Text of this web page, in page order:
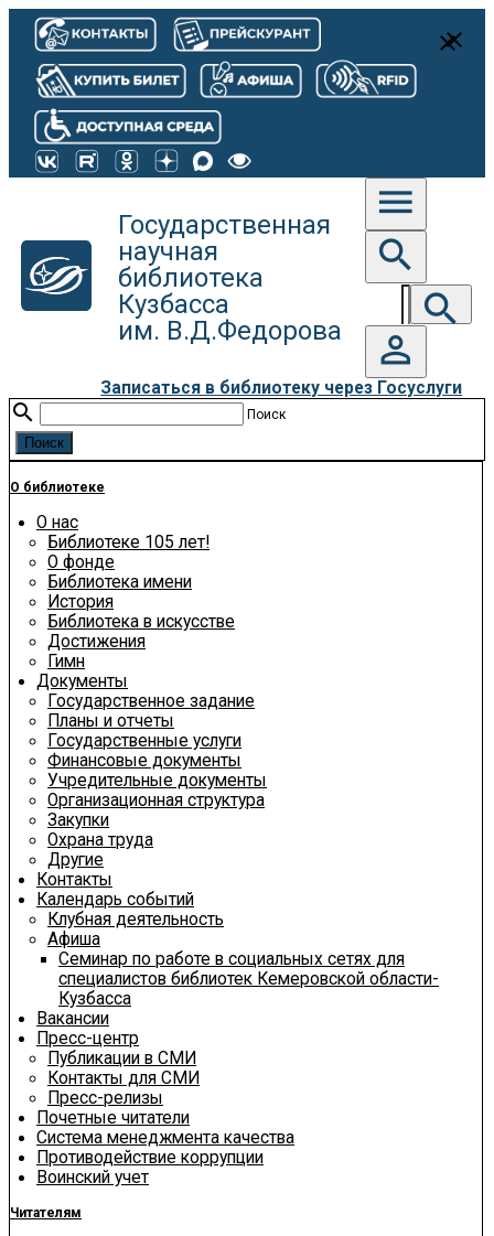
Государственная
научная
библиотека
Кузбасса
им. В.Д.Федорова
menu
search
search
person_outline
Записаться в библиотеку через Госуслуги
close
search Поиск
О библиотеке
О нас
Библиотеке 105 лет!
О фонде
Библиотека имени
История
Библиотека в искусстве
Достижения
Гимн
Документы
Государственное задание
Планы и отчеты
Государственные услуги
Финансовые документы
Учредительные документы
Организационная структура
Закупки
Охрана труда
Другие
Контакты
Календарь событий
Клубная деятельность
Афиша
Семинар по работе в социальных сетях для
специалистов библиотек Кемеровской области-
Кузбасса
Вакансии
Пресс-центр
Публикации в СМИ
Контакты для СМИ
Пресс-релизы
Почетные читатели
Система менеджмента качества
Противодействие коррупции
Воинский учет
Читателям
close